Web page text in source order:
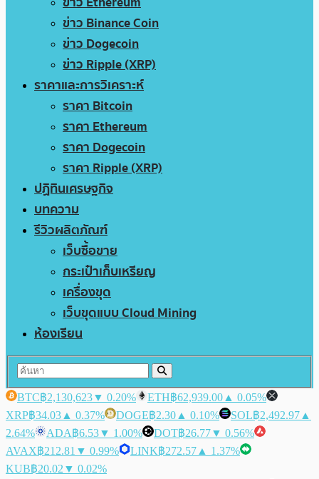
ข่าว Binance Coin
ข่าว Dogecoin
ข่าว Ripple (XRP)
ราคาและการวิเคราะห์
ราคา Bitcoin
ราคา Ethereum
ราคา Dogecoin
ราคา Ripple (XRP)
ปฏิทินเศรษฐกิจ
บทความ
รีวิวผลิตภัณฑ์
เว็บซื้อขาย
กระเป๋าเก็บเหรียญ
เครื่องขุด
เว็บขุดแบบ Cloud Mining
ห้องเรียน
BTC฿2,130,623▼ 0.20% ETH฿62,939.00 ▲ 0.05%
XRP฿34.03 ▲ 0.37% DOGE฿2.30 ▲ 0.10% SOL฿2,492.97 ▲
2.64%
ADA฿6.53▼ 1.00% DOT฿26.77▼ 0.56%
AVAX฿212.81 ▼ 0.99% LINK฿272.57 ▲ 1.37%
KUB฿20.02 ▼ 0.02%